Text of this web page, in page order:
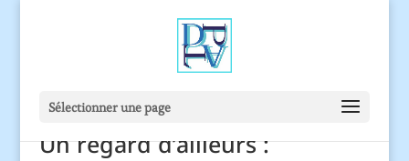
Sélectionner une page
Un regard d’ailleurs :